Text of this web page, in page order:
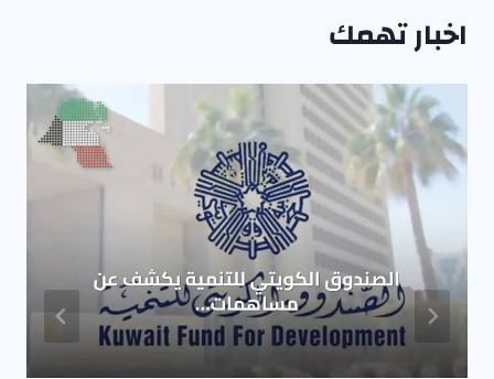
اخبار تهمك